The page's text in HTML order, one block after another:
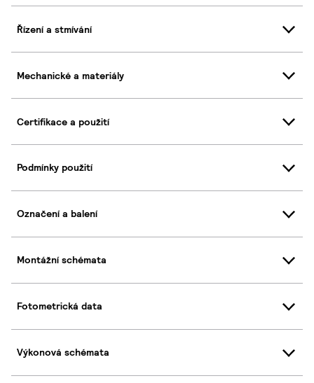
Řízení a stmívání
Mechanické a materiály
Certifikace a použití
Podmínky použití
Označení a balení
Montážní schémata
Fotometrická data
Výkonová schémata